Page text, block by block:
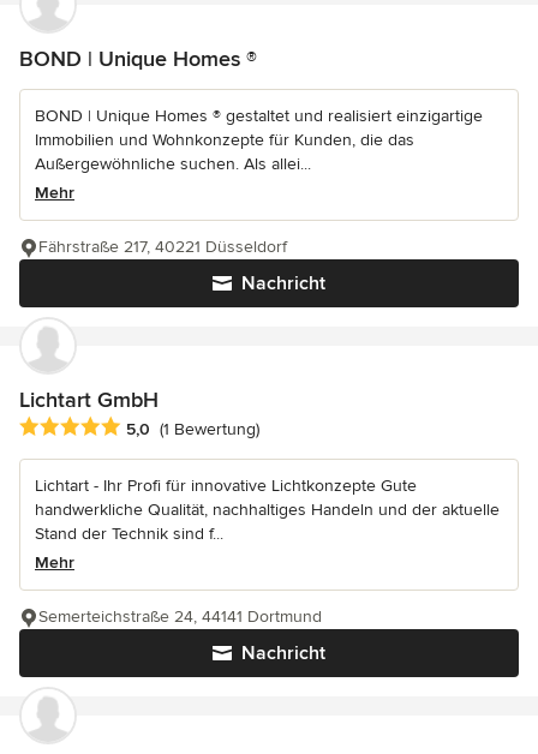
BOND | Unique Homes ®
BOND | Unique Homes ® gestaltet und realisiert einzigartige
Immobilien und Wohnkonzepte für Kunden, die das
Außergewöhnliche suchen. Als allei...
Mehr
Nachricht
Fährstraße 217, 40221 Düsseldorf
Lichtart GmbH
Durchschnittliche Bewertung: 5 von 5 Sternen
5,0 (1 Bewertung)
Lichtart - Ihr Profi für innovative Lichtkonzepte Gute
handwerkliche Qualität, nachhaltiges Handeln und der aktuelle
Stand der Technik sind f...
Mehr
Nachricht
Semerteichstraße 24, 44141 Dortmund